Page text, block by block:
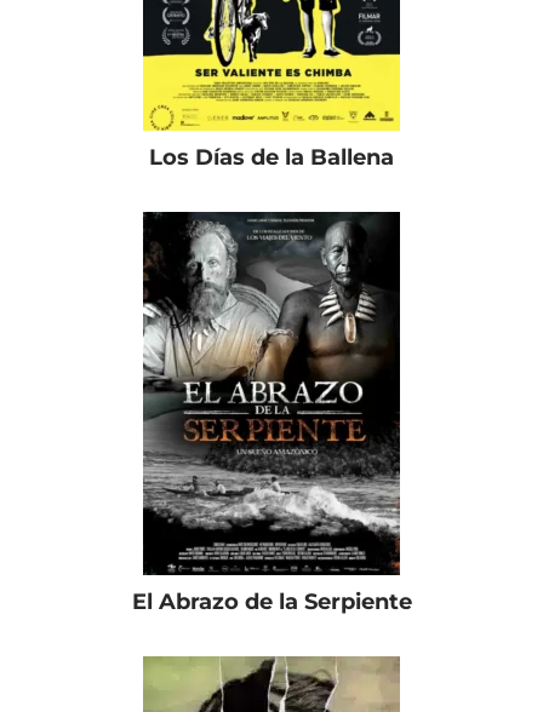
Los Días de la Ballena
El Abrazo de la Serpiente